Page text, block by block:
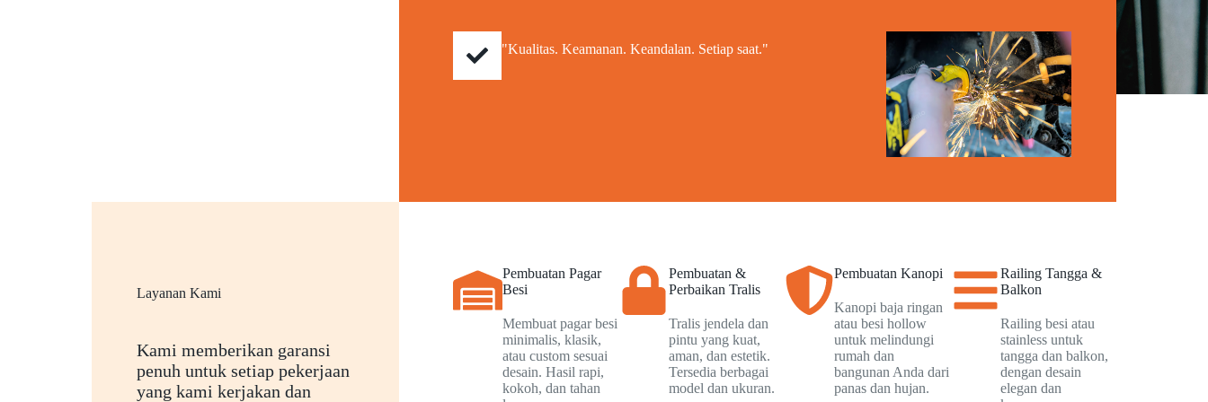
"Kualitas. Keamanan. Keandalan. Setiap saat."
Layanan Kami
Kami memberikan garansi
penuh untuk setiap pekerjaan
yang kami kerjakan dan
Pembuatan Pagar
Besi
Membuat pagar besi
minimalis, klasik,
atau custom sesuai
desain. Hasil rapi,
kokoh, dan tahan
Pembuatan &
Perbaikan Tralis
Tralis jendela dan
pintu yang kuat,
aman, dan estetik.
Tersedia berbagai
model dan ukuran.
Pembuatan Kanopi
Kanopi baja ringan
atau besi hollow
untuk melindungi
rumah dan
bangunan Anda dari
panas dan hujan.
Railing Tangga &
Balkon
Railing besi atau
stainless untuk
tangga dan balkon,
dengan desain
elegan dan